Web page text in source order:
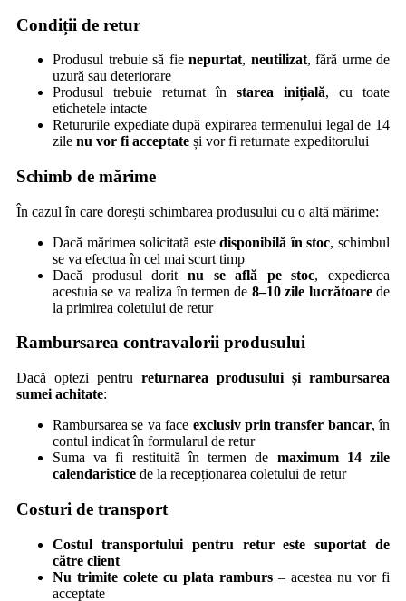
Condiții de retur
Produsul trebuie să fie nepurtat, neutilizat, fără urme de
uzură sau deteriorare
Produsul trebuie returnat în starea inițială, cu toate
etichetele intacte
Retururile expediate după expirarea termenului legal de 14
zile nu vor fi acceptate și vor fi returnate expeditorului
Schimb de mărime
În cazul în care dorești schimbarea produsului cu o altă mărime:
Dacă mărimea solicitată estedisponibilă în stoc, schimbul
se va efectua în cel mai scurt timp
Dacă produsul dorit nu se află pe stoc, expedierea
acestuia se va realiza în termen de 8–10 zile lucrătoarede
la primirea coletului de retur
Rambursarea contravalorii produsului
Dacă optezi pentru returnarea produsului și rambursarea
sumei achitate:
Rambursarea se va face exclusiv prin transfer bancar, în
contul indicat în formularul de retur
Suma va fi restituită în termen de maximum 14 zile
calendaristice de la recepționarea coletului de retur
Costuri de transport
Costul transportului pentru retur este suportat de
către client
Nu trimite colete cu plata ramburs – acestea nu vor fi
acceptate